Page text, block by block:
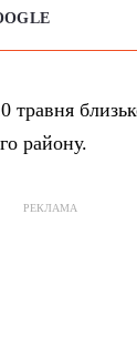
травня
району.
РЕКЛАМА